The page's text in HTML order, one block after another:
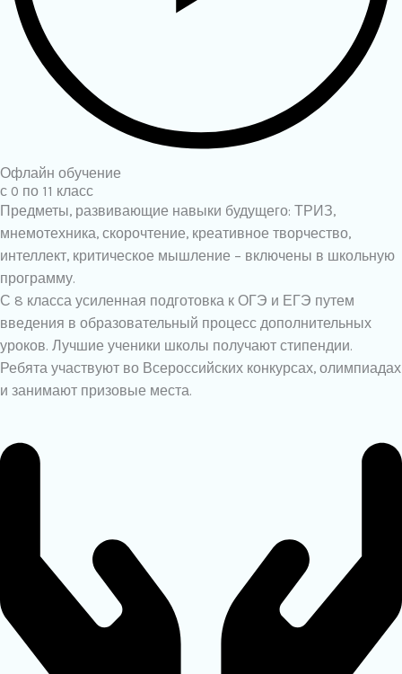
Офлайн обучение
с 0 по 11 класс
Предметы, развивающие навыки будущего: ТРИЗ,
мнемотехника, скорочтение, креативное творчество,
интеллект, критическое мышление – включены в школьную
программу.
С 8 класса усиленная подготовка к ОГЭ и ЕГЭ путем
введения в образовательный процесс дополнительных
уроков. Лучшие ученики школы получают стипендии.
Ребята участвуют во Всероссийских конкурсах, олимпиадах
и занимают призовые места.